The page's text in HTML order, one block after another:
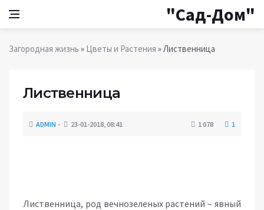
"Сад-Дом"
Загородная жизнь » Цветы и Растения » Лиственница
Лиственница
ADMIN 23-01-2018, 08:41 1 078 1
Лиственница, род вечнозеленых растений – явный